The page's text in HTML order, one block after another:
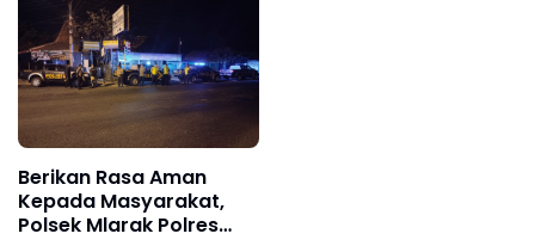
Berikan Rasa Aman
Kepada Masyarakat,
Polsek Mlarak Polres